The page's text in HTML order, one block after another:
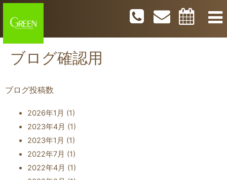
ブログ確認用
ブログ投稿数
2026年1月 (1)
2023年4月 (1)
2023年1月 (1)
2022年7月 (1)
2022年4月 (1)